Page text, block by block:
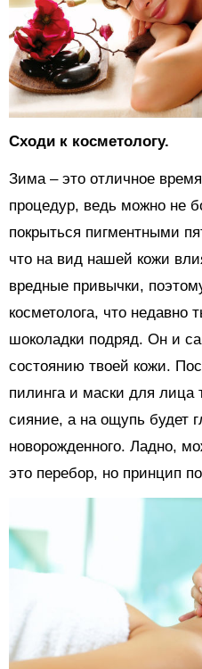
Сходи к косметологу.
Зима – это отличное
процедур, ведь можно не
покрыться пигментными
что на вид нашей кожи
вредные привычки,
косметолога, что недавно
шоколадки подряд. Он и
состоянию твоей кожи.
пилинга и маски для лица
сияние, а на ощупь будет
новорожденного. Ладно,
это перебор, но принцип